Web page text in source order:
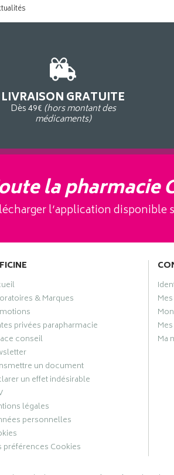
LIVRAISON GRATUITE
Dès 49€ (hors montant des
médicaments)
la pharmacie
l’application disponible
& Marques
privées parapharmacie
conseil
un document
un effet indésirable
légales
personnelles
préférences Cookies
Ma